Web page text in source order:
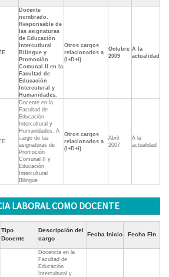
Docente
nombrado.
Responsable de
las asignaturas
de Educaciòn
Intercutlural
Bilingue y
Promociòn
Comunal II en la
Facultad de
Educaciòn
Intercutural y
Humanidades.
Otros cargos
relacionados a
(I+D+i)
Octubre
2009
A la
actualidad
Docente en la
Facultad de
Educaciòn
Intercultural y
Humanidades. A
cargo de las
asignaturas de
Promociòn
Comunal II y
Educaciòn
Intercultural
Bilingue
Otros cargos
relacionados a
(I+D+i)
Abril
2007
A la
actualidad
LABORAL COMO DOCENTE
Tipo
Docente
Descripción del
cargo
Fecha Inicio Fecha Fin
Docencia en la
Facultad de
Educación
Intercultural y